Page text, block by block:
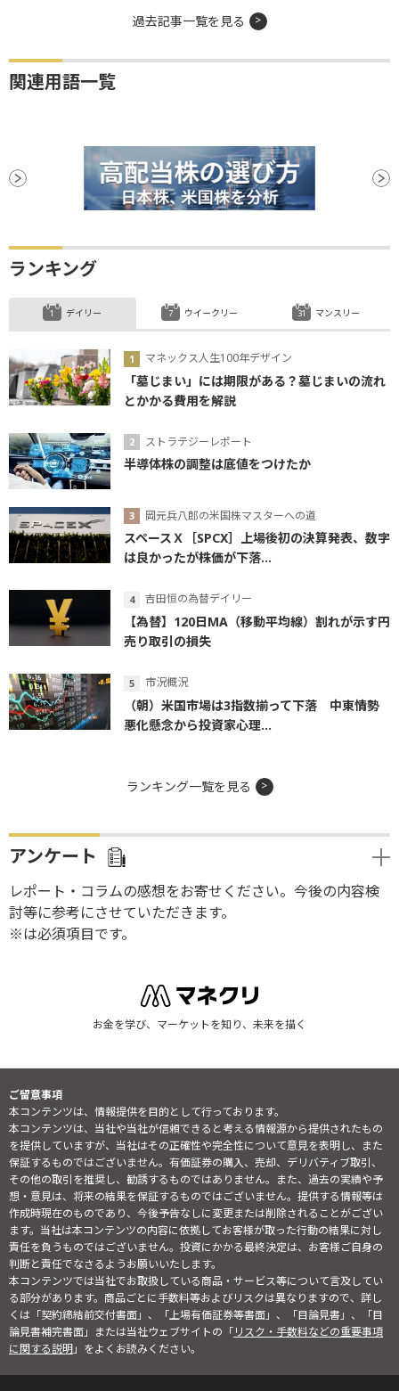
過去記事一覧を見る
関連用語一覧
ランキング
デイリー
マネックス人生100年デザイン
「墓じまい」には期限がある？墓じまいの流れ
とかかる費用を解説
ストラテジーレポート
半導体株の調整は底値をつけたか
岡元兵八郎の米国株マスターへの道
スペースＸ［SPCX］上場後初の決算発表、数字
は良かったが株価が下落...
吉田恒の為替デイリー
【為替】120日MA（移動平均線）割れが示す円
売り取引の損失
市況概況
（朝）米国市場は3指数揃って下落 中東情勢
悪化懸念から投資家心理...
ウイークリー マンスリー
ランキング一覧を見る
アンケート
レポート・コラムの感想をお寄せください。今後の内容検
討等に参考にさせていただきます。
※は必須項目です。
お金を学び、マーケットを知り、未来を描く
ご留意事項
本コンテンツは、情報提供を目的として行っております。
本コンテンツは、当社や当社が信頼できると考える情報源から提供されたもの
を提供していますが、当社はその正確性や完全性について意見を表明し、また
保証するものではございません。有価証券の購入、売却、デリバティブ取引、
その他の取引を推奨し、勧誘するものではありません。また、過去の実績や予
想・意見は、将来の結果を保証するものではございません。提供する情報等は
作成時現在のものであり、今後予告なしに変更または削除されることがござい
ます。当社は本コンテンツの内容に依拠してお客様が取った行動の結果に対し
責任を負うものではございません。投資にかかる最終決定は、お客様ご自身の
判断と責任でなさるようお願いいたします。
本コンテンツでは当社でお取扱している商品・サービス等について言及してい
る部分があります。商品ごとに手数料等およびリスクは異なりますので、詳し
くは「契約締結前交付書面」、「上場有価証券等書面」、「目論見書」、「目
論見書補完書面」または当社ウェブサイトの「リスク・手数料などの重要事項
に関する説明」をよくお読みください。